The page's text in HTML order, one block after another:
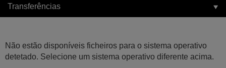
Transferências
Não estão disponíveis ficheiros para o sistema operativo
detetado. Selecione um sistema operativo diferente acima.